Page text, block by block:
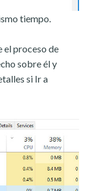
tiempo.
el proceso de
sobre él y
si Ir a